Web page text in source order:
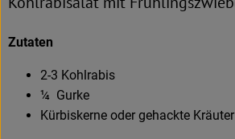
Zutaten
2-3 Kohlrabis
¼ Gurke
Kürbiskerne oder gehackte